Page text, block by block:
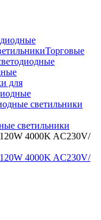
Торговые
для
светильники
светильники
4000K AC230V/